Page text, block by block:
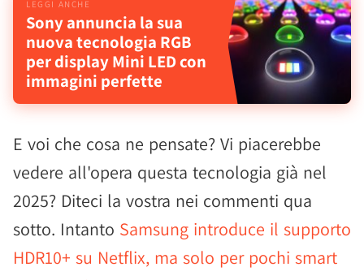
Sony annuncia la sua
nuova tecnologia RGB
per display Mini LED con
immagini perfette
E voi che cosa ne pensate? Vi piacerebbe
vedere all'opera questa tecnologia già nel
2025? Diteci la vostra nei commenti qua
sotto. Intanto Samsung introduce il supporto
HDR10+ su Netflix, ma solo per pochi smart